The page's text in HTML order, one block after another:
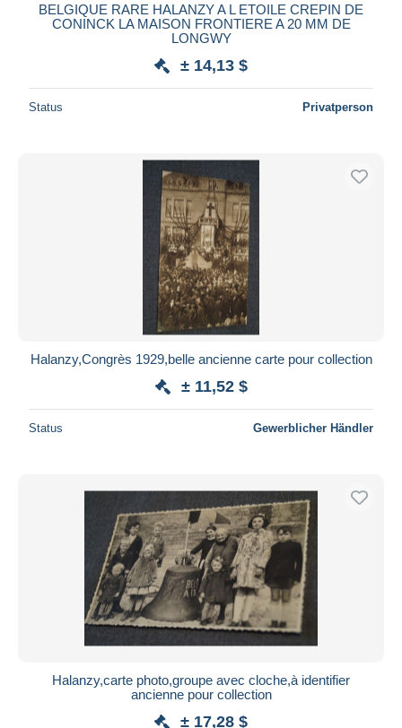
BELGIQUE RARE HALANZY A L ETOILE CREPIN DE
CONINCK LA MAISON FRONTIERE A 20 MM DE
LONGWY
± 14,13 $
Status Privatperson
Halanzy,Congrès 1929,belle ancienne carte pour collection
± 11,52 $
Status Gewerblicher Händler
Halanzy,carte photo,groupe avec cloche,à identifier
ancienne pour collection
± 17,28 $